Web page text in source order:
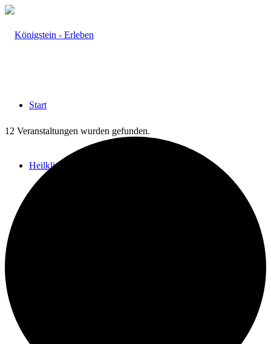
Start
Heilklima
12 Veranstaltungen wurden gefunden.